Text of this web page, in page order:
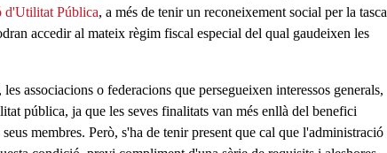
d'Utilitat Pública, a més de tenir un reconeixement social per la tasca
accedir al mateix règim fiscal especial del qual gaudeixen les
les associacions o federacions que persegueixen interessos generals,
pública, ja que les seves finalitats van més enllà del benefici
membres. Però, s'ha de tenir present que cal que l'administració